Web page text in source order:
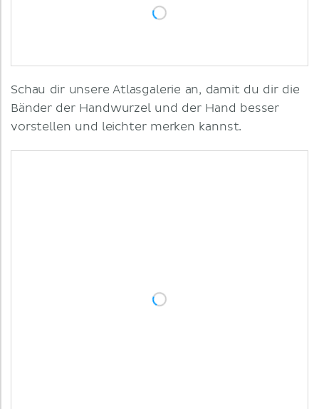
Schau dir unsere Atlasgalerie an, damit du dir die
Bänder der Handwurzel und der Hand besser
vorstellen und leichter merken kannst.